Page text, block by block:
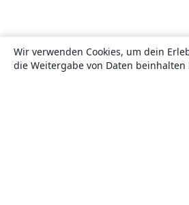
Wir verwenden Cookies, um dein
die Weitergabe von Daten